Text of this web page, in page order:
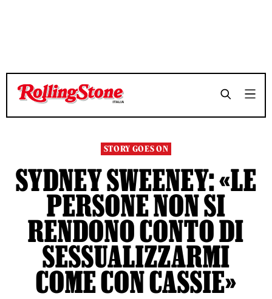
TEMPO DI LETTURA 4 MINUTI SHARE
TEMPO DI LETTURA 4 MINUTI SHARE
STORY GOES ON
SYDNEY SWEENEY: «LE
PERSONE NON SI
RENDONO CONTO DI
SESSUALIZZARMI
COME CON CASSIE»